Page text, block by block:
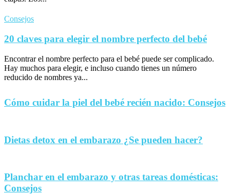
Consejos
20 claves para elegir el nombre perfecto del bebé
Encontrar el nombre perfecto para el bebé puede ser complicado.
Hay muchos para elegir, e incluso cuando tienes un número
reducido de nombres ya...
Cómo cuidar la piel del bebé recién nacido: Consejos
Dietas detox en el embarazo ¿Se pueden hacer?
Planchar en el embarazo y otras tareas domésticas:
Consejos